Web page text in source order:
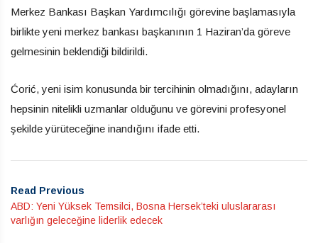
Merkez Bankası Başkan Yardımcılığı görevine başlamasıyla
birlikte yeni merkez bankası başkanının 1 Haziran’da göreve
gelmesinin beklendiği bildirildi.
Ćorić, yeni isim konusunda bir tercihinin olmadığını, adayların
hepsinin nitelikli uzmanlar olduğunu ve görevini profesyonel
şekilde yürüteceğine inandığını ifade etti.
Read Previous
ABD: Yeni Yüksek Temsilci, Bosna Hersek’teki uluslararası
varlığın geleceğine liderlik edecek